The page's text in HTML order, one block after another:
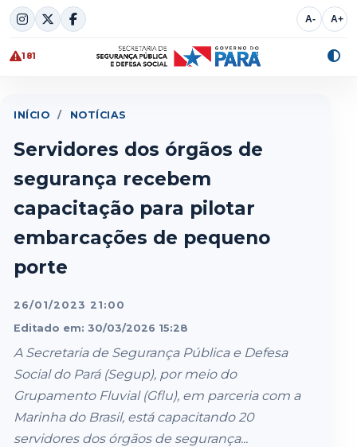
Skip
to
content
A- A+
181
INÍCIO / NOTÍCIAS
Servidores dos órgãos de
segurança recebem
capacitação para pilotar
embarcações de pequeno
porte
26/01/2023 21:00
Editado em: 30/03/2026 15:28
A Secretaria de Segurança Pública e Defesa
Social do Pará (Segup), por meio do
Grupamento Fluvial (Gflu), em parceria com a
Marinha do Brasil, está capacitando 20
servidores dos órgãos de segurança...